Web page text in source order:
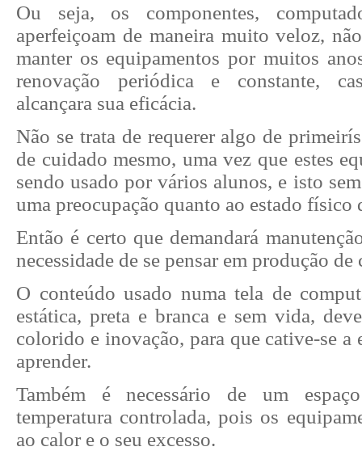
Ou seja, os componentes,
aperfeiçoam de maneira muito veloz,
manter os equipamentos por muitos
renovação periódica e constante,
alcançara sua eficácia.
Não se trata de requerer algo de
de cuidado mesmo, uma vez que estes
sendo usado por vários alunos, e isto
uma preocupação quanto ao estado físico
Então é certo que demandará
necessidade de se pensar em produção de
O conteúdo usado numa tela de
estática, preta e branca e sem vida,
colorido e inovação, para que cative-se a
aprender.
Também é necessário de um
temperatura controlada, pois os
ao calor e o seu excesso.